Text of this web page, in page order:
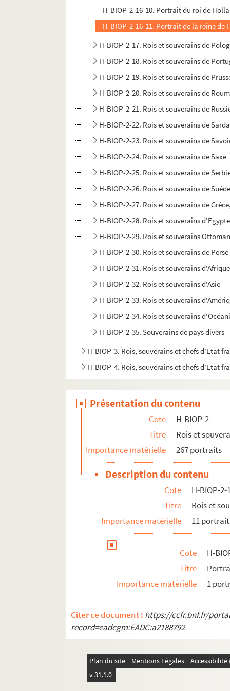
H-BIOP-2-16-10. Portrait du roi de
H-BIOP-2-16-11. Portrait de la reine de
H-BIOP-2-17. Rois et souverains de
H-BIOP-2-18. Rois et souverains de
H-BIOP-2-19. Rois et souverains de
H-BIOP-2-20. Rois et souverains de
H-BIOP-2-21. Rois et souverains de
H-BIOP-2-22. Rois et souverains de
H-BIOP-2-23. Rois et souverains de
H-BIOP-2-24. Rois et souverains de Saxe
H-BIOP-2-25. Rois et souverains de
H-BIOP-2-26. Rois et souverains de
H-BIOP-2-27. Rois et souverains de
H-BIOP-2-28. Rois et souverains d'Egypte
H-BIOP-2-29. Rois et souverains
H-BIOP-2-30. Rois et souverains de Perse
H-BIOP-2-31. Rois et souverains d'Afrique
H-BIOP-2-32. Rois et souverains d'Asie
H-BIOP-2-33. Rois et souverains
H-BIOP-2-34. Rois et souverains
H-BIOP-2-35. Souverains de pays divers
H-BIOP-3. Rois, souverains et chefs d'Etat
H-BIOP-4. Rois, souverains et chefs d'Etat
H-BIOP-6. Personnages historiques de D à G
H-BIOP-7. Personnages historiques de H à M
H-BIOP-8. Personnages historiques de P à Z
H-BIOP-9. Portraits de personnages du
Présentation du contenu
Cote
H-BIOP-2
Titre
Rois et
Importance matérielle
267 portraits
Description du contenu
Cote
H-BIOP-2-
Titre
Rois et
Importance matérielle
11
Cote
H-
Titre
Importance matérielle
1
Citer ce document : https://ccfr.bnf.fr/
record=eadcgm:EADC:a2188792
Plan du site Mentions Légales
v 31.1.0